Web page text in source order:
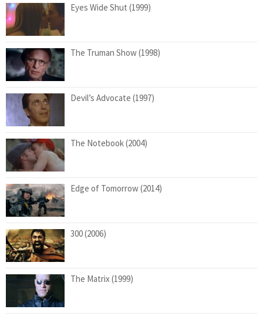
Eyes Wide Shut (1999)
The Truman Show (1998)
Devil’s Advocate (1997)
The Notebook (2004)
Edge of Tomorrow (2014)
300 (2006)
The Matrix (1999)